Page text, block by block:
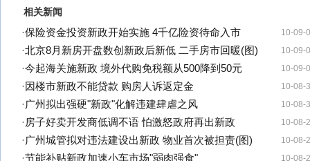
相关新闻
10-09-
·保险资金投资新政开始实施 4千亿险资待命入市
10-09-
·北京8月新房开盘数创新政后新低 二手房市回暖(图)
10-09-
·今起海关施新政 境外代购免税额从500降到50元
10-08-
·因楼市新政不能贷款 购房人诉返定金
10-08-
·广州拟出强硬"新政"化解违建肆虐之风
10-08-
·房子好卖开发商低调不语 怕激怒政府再出新政
10-08-
·广州城管拟对违法建设出新政 物业首次被担责(图)
10-08-
·节能补贴新政加速小车市场"弱肉强食"